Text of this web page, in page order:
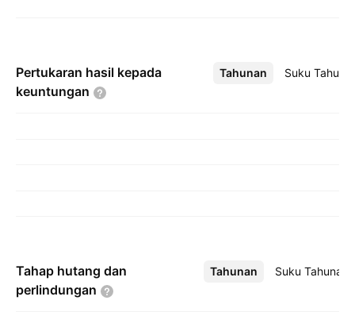
Pertukaran hasil kepada
keuntungan
Tahunan Suku
Lebih
Tahap hutang dan
perlindungan
Tahunan Suku Tahunan
Lebih